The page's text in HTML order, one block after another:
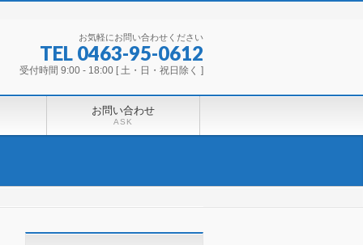
お気軽にお問い合わせください
TEL 0463-95-0612
受付時間 9:00 - 18:00 [ 土・日・祝日除く ]
お問い合わせ
ASK